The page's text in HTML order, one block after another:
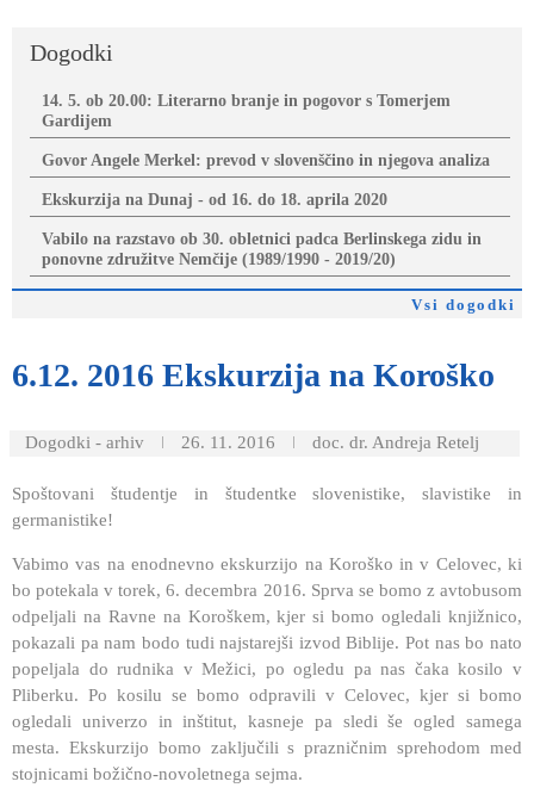
Dogodki
14. 5. ob 20.00: Literarno branje in pogovor s Tomerjem
Gardijem
Govor Angele Merkel: prevod v slovenščino in njegova analiza
Ekskurzija na Dunaj - od 16. do 18. aprila 2020
Vabilo na razstavo ob 30. obletnici padca Berlinskega zidu in
ponovne združitve Nemčije (1989/1990 - 2019/20)
Vsi dogodki
6.12. 2016 Ekskurzija na Koroško
Dogodki - arhiv 26. 11. 2016 doc. dr. Andreja Retelj
Spoštovani študentje in študentke slovenistike, slavistike in
germanistike!
Vabimo vas na enodnevno ekskurzijo na Koroško in v Celovec, ki
bo potekala v torek, 6. decembra 2016. Sprva se bomo z avtobusom
odpeljali na Ravne na Koroškem, kjer si bomo ogledali knjižnico,
pokazali pa nam bodo tudi najstarejši izvod Biblije. Pot nas bo nato
popeljala do rudnika v Mežici, po ogledu pa nas čaka kosilo v
Pliberku. Po kosilu se bomo odpravili v Celovec, kjer si bomo
ogledali univerzo in inštitut, kasneje pa sledi še ogled samega
mesta. Ekskurzijo bomo zaključili s prazničnim sprehodom med
stojnicami božično-novoletnega sejma.